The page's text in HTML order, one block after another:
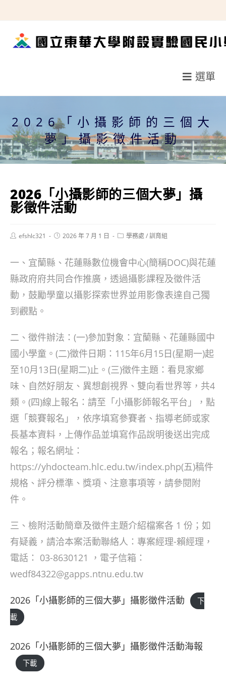
轉
選單
2026「小攝影師的三個大
夢」攝影徵件活動
2026「小攝影師的三個大夢」攝
影徵件活動
Postefshlc321
Post2026 年 7 月 1 日
Post學務處 /訓育組
一、宜蘭縣、花蓮縣數位機會中心(簡稱DOC)與花蓮
縣政府府共同合作推廣，透過攝影課程及徵件活
動，鼓勵學童以攝影探索世界並用影像表達自己獨
到觀點。
二、徵件辦法：(一)參加對象：宜蘭縣、花蓮縣國中
國小學童。(二)徵件日期：115年6月15日(星期一)起
至10月13日(星期二)止。(三)徵件主題：看見家鄉
味、自然好朋友、異想創視界、雙向看世界等，共4
類。(四)線上報名：請至「小攝影師報名平台」，點
選「競賽報名」，依序填寫參賽者、指導老師或家
長基本資料，上傳作品並填寫作品說明後送出完成
報名；報名網址：
https://yhdocteam.hlc.edu.tw/index.php(五)稿件
規格、評分標準、獎項、注意事項等，請參閱附
件。
三、檢附活動簡章及徵件主題介紹檔案各 1 份；如
有疑義，請洽本案活動聯絡人：專案經理-賴經理，
電話： 03-8630121 ，電子信箱：
wedf84322@gapps.ntnu.edu.tw
2026「小攝影師的三個大夢」攝影徵件活動
下
載
2026「小攝影師的三個大夢」攝影徵件活動海報
下載